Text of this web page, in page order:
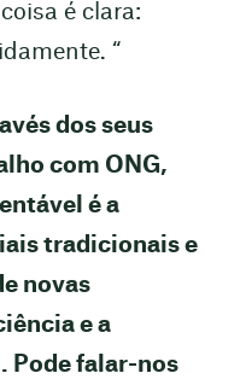
é clara:
“
dos seus
com ONG,
é a
tradicionais e
novas
e a
Pode falar-nos